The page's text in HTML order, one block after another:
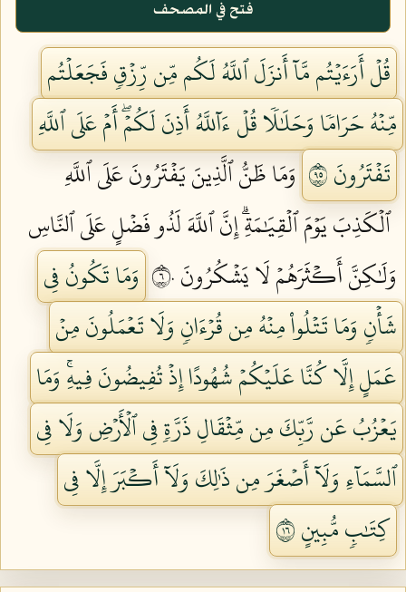
فتح في المصحف
قُلۡ أَرَءَيۡتُم مَّآ أَنزَلَ ٱللَّهُ لَكُم مِّن رِّزۡقٖ فَجَعَلۡتُم
مِّنۡهُ حَرَامٗا وَحَلَٰلٗا قُلۡ ءَآللَّهُ أَذِنَ لَكُمۡۖ أَمۡ عَلَى ٱللَّهِ
تَفۡتَرُونَ ٥٩
وَمَا ظَنُّ ٱلَّذِينَ يَفۡتَرُونَ عَلَى ٱللَّهِ
ٱلۡكَذِبَ يَوۡمَ ٱلۡقِيَٰمَةِۗ إِنَّ ٱللَّهَ لَذُو فَضۡلٍ عَلَى ٱلنَّاسِ
وَلَٰكِنَّ أَكۡثَرَهُمۡ لَا يَشۡكُرُونَ ٦٠
وَمَا تَكُونُ فِي
شَأۡنٖ وَمَا تَتۡلُواْ مِنۡهُ مِن قُرۡءَانٖ وَلَا تَعۡمَلُونَ مِنۡ
عَمَلٍ إِلَّا كُنَّا عَلَيۡكُمۡ شُهُودًا إِذۡ تُفِيضُونَ فِيهِۚ وَمَا
يَعۡزُبُ عَن رَّبِّكَ مِن مِّثۡقَالِ ذَرَّةٖ فِي ٱلۡأَرۡضِ وَلَا فِي
ٱلسَّمَآءِ وَلَآ أَصۡغَرَ مِن ذَٰلِكَ وَلَآ أَكۡبَرَ إِلَّا فِي
كِتَٰبٖ مُّبِينٍ ٦١